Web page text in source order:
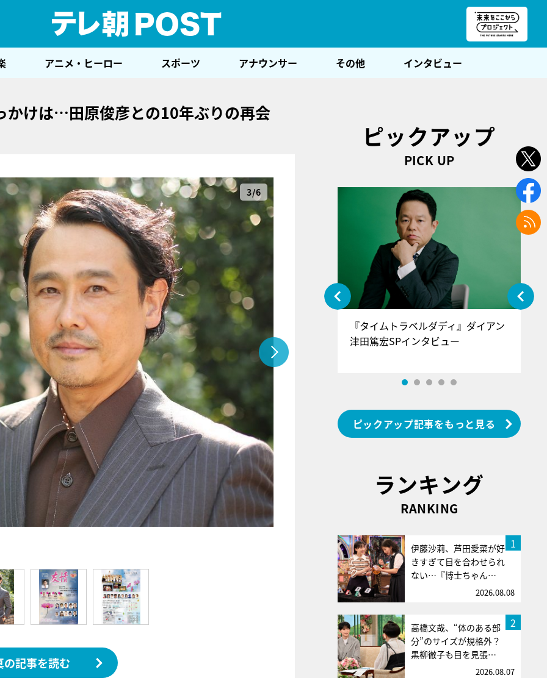
アニメ・ヒーロー スポーツ アナウンサー その他 インタビュー
かけは…田原俊彦との10年ぶりの再会
3/6
の記事を読む
ピックアップ
PICK UP
『アイ＝ラブ！げーみんぐ』＝LOV
E齋藤樹愛羅＆佐々木舞香SPインタ
ビュー
『タイムトラベルダディ』ダイアン
津田篤宏SPインタビュー
ピックアップ記事をもっと見る
ランキング
RANKING
1
伊藤沙莉、芦田愛菜が好
きすぎて目を合わせられ
ない…『博士ちゃん…
2026.08.08
2
高橋文哉、“体のある部
分”のサイズが規格外？
黒柳徹子も目を見張…
2026.08.07